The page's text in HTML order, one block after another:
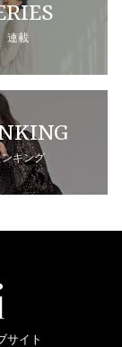
連載
キング
サイト